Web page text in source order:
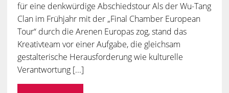
für eine denkwürdige Abschiedstour Als der Wu-Tang
Clan im Frühjahr mit der „Final Chamber European
Tour“ durch die Arenen Europas zog, stand das
Kreativteam vor einer Aufgabe, die gleichsam
gestalterische Herausforderung wie kulturelle
Verantwortung [...]